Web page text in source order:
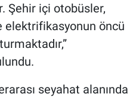
Şehir içi otobüsler,
öncü
seyahat alanında